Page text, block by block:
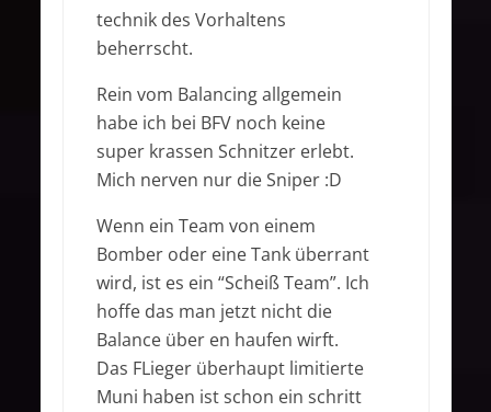
technik des Vorhaltens
beherrscht.
Rein vom Balancing allgemein
habe ich bei BFV noch keine
super krassen Schnitzer erlebt.
Mich nerven nur die Sniper :D
Wenn ein Team von einem
Bomber oder eine Tank überrant
wird, ist es ein “Scheiß Team”. Ich
hoffe das man jetzt nicht die
Balance über en haufen wirft.
Das FLieger überhaupt limitierte
Muni haben ist schon ein schritt